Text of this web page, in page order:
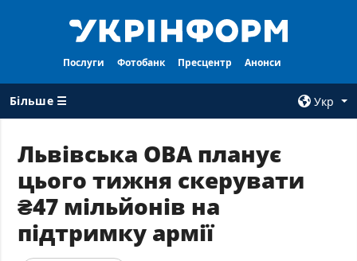
Послуги Фотобанк Пресцентр Анонси
Більше ☰
Укр
ВСI РУБРИКИ
Війна
Відбудова
Політика
АГЕНТСТВО
Про нас
Львівська ОВА планує
цього тижня скерувати
₴47 мільйонів на
підтримку армії